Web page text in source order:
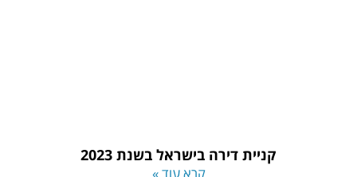
קניית דירה בישראל בשנת 2023